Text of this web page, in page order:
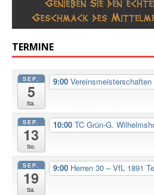
TERMINE
SEP.
5
Sa.
9:00 Vereinsmeisterschaften
SEP.
13
So.
10:00 TC Grün-G.
SEP.
19
Sa.
9:00 Herren 30 – VfL 1891